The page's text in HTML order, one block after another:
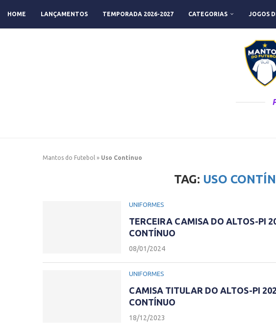
HOME LANÇAMENTOS TEMPORADA 2026-2027 CATEGORIAS JOGOS
Mantos do Futebol » Uso Contínuo
TAG: USO
UNIFORMES
TERCEIRA CAMISA DO ALTOS-PI
CONTÍNUO
08/01/2024
UNIFORMES
CAMISA TITULAR DO ALTOS-PI
CONTÍNUO
18/12/2023